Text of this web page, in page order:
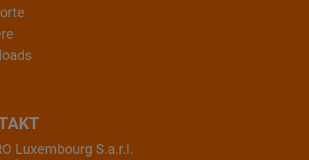
Luxembourg S.a.r.l.